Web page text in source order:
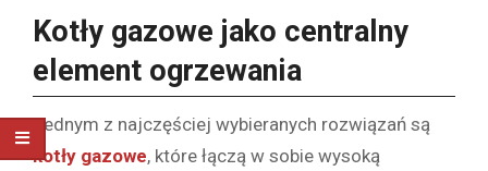
Kotły gazowe jako centralny
element ogrzewania
Jednym z najczęściej wybieranych rozwiązań są
kotły gazowe, które łączą w sobie wysoką